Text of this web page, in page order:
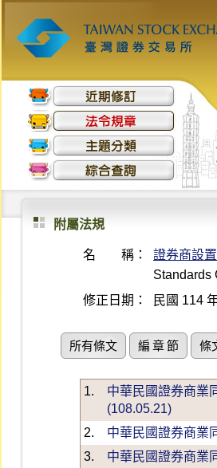
附屬法規
名 稱： 證券商設
Standards
修正日期：
民國 114
所有條文 編 章 節 條
1.
中華民國證券商業
(108.05.21)
2.
中華民國證券商業
3.
中華民國證券商業